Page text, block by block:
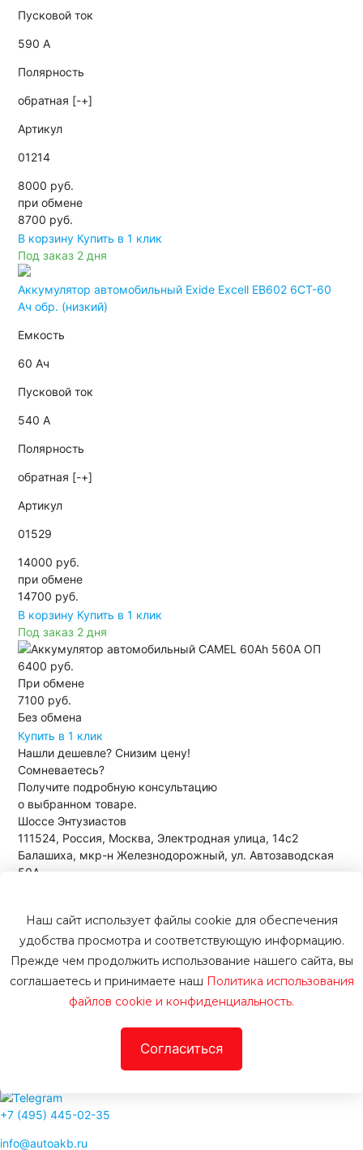
Пусковой ток
590 А
Полярность
обратная [-+]
Артикул
01214
8000 руб.
при обмене
8700 руб.
В корзину Купить в 1 клик
Под заказ 2 дня
Аккумулятор автомобильный Exide Excell EB602 6СТ-60
Ач обр. (низкий)
Емкость
60 Ач
Пусковой ток
540 А
Полярность
обратная [-+]
Артикул
01529
14000 руб.
при обмене
14700 руб.
В корзину Купить в 1 клик
Под заказ 2 дня
6400 руб.
При обмене
7100 руб.
Без обмена
Купить в 1 клик
Нашли дешевле?Снизим цену!
Сомневаетесь?
Получите подробную консультацию
о выбранном товаре.
Шоссе Энтузиастов
111524, Россия, Москва, Электродная улица, 14с2
Балашиха, мкр-н Железнодорожный, ул. Автозаводская
50А
Подписаться на рассылку
Будте в курсе всех новинок, новостей и акций
+7 (495) 445-02-35
info@autoakb.ru
Наш сайт использует файлы cookie для обеспечения
удобства просмотра и соответствующую информацию.
Прежде чем продолжить использование нашего сайта, вы
соглашаетесь и принимаете наш Политика использования
файлов cookie и конфиденциальность.
Согласиться